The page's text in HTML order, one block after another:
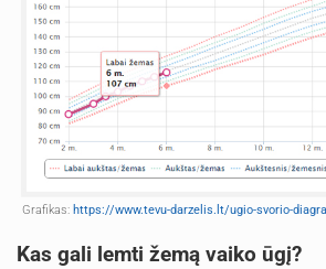
Grafikas: https://www.tevu-darzelis.lt/ugio-svorio-
Kas gali lemti žemą vaiko ūgį?